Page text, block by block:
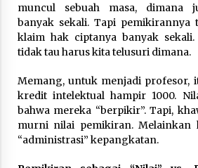
Said Muniruddin Latih
Siswa YPHC
3 months ago
Said Muniruddin Beri
untuk 179 Guru
Aceh
4 months ago
SELVi: Sebuah Model
muncul sebuah masa, dimana
banyak sekali. Tapi pemikirannya
klaim hak ciptanya banyak
tidak tau harus kita telusuri dimana.
Memang, untuk menjadi profesor,
kredit intelektual hampir 1000.
bahwa mereka “berpikir”. Tapi,
murni nilai pemikiran. Melainkan
“administrasi” kepangkatan.